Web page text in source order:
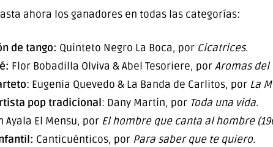
ahora los ganadores en todas las categorías:
de tango: Quinteto Negro La Boca, por Cicatrices.
Flor Bobadilla Olviva & Abel Tesoriere, porAromas
: Eugenia Quevedo & La Banda de Carlitos, por La
pop tradicional: Dany Martin, por Toda una vida.
Ayala El Mensu, por El hombre que canta al hombre
Canticuénticos, por Para saber que te quiero.